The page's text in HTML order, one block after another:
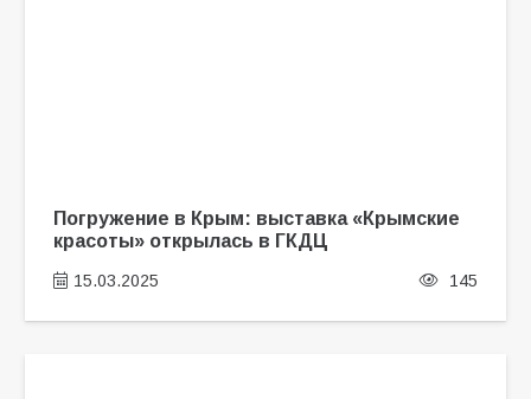
Погружение в Крым: выставка «Крымские
красоты» открылась в ГКДЦ
15.03.2025 145